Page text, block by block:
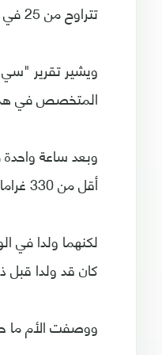
تتراوح من 25 في المئة إلى 50 في المئة.
ويشير تقرير
المتخصص في هذا
أقل من 330 غراما، ثم انضم إليها شقيقها أدرايل بعد 23 دقيقة بوزن أقل من 420 غرام.
لكنهما ولدا في
كان قد ولدا قبل
ووصفت الأم ما